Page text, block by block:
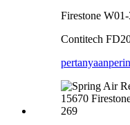
Firestone
Contitech
pertanyaan